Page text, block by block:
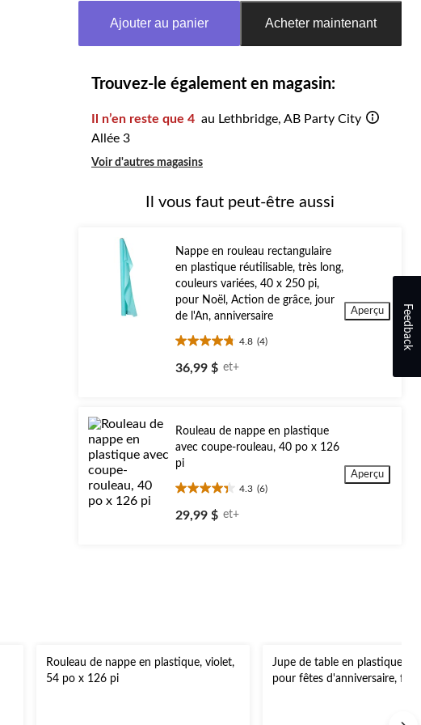
Ajouter au panier Acheter maintenant
Trouvez-le également en magasin:
Il n’en reste que 4 au Lethbridge, AB Party City
Allée 3
Voir d'autres magasins
Il vous faut peut-être aussi
Nappe en rouleau rectangulaire
en plastique réutilisable, très long,
couleurs variées, 40 x 250 pi,
pour Noël, Action de grâce, jour
de l'An, anniversaire
4.8 (4)
4.8
étoile(s)
évaluations
36,99 $ et+
Aperçu
Rouleau de nappe en plastique
avec coupe-rouleau, 40 po x 126
pi
4.3 (6)
4.3
étoile(s)
29,99 $ et+
Aperçu
Rouleau de nappe en plastique, violet,
54 po x 126 pi
Jupe de table en plastique
pour fêtes d'anniversaire, fête,
Feedback